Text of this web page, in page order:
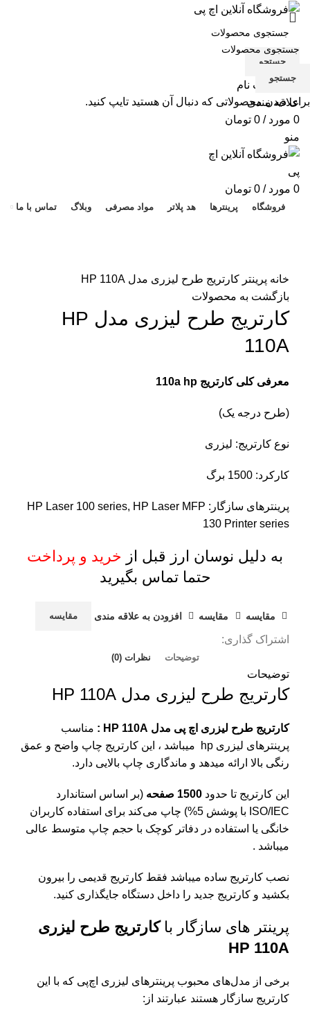
جستجو
ورود / ثبت نام
علاقه مندی
0 مورد /
0 تومان
منو
0 مورد /
0 تومان
فروشگاه پرینترها هد پلاتر مواد مصرفی وبلاگ تماس با ما
خانه پرینتر کارتریج طرح لیزری مدل HP 110A
بازگشت به محصولات
کارتریج طرح لیزری مدل HP
110A
معرفی کلی کارتریج 110a hp
(طرح درجه یک)
نوع کارتریج: لیزری
کارکرد: 1500 برگ
پرینترهای سازگار: HP Laser 100 series, HP Laser MFP
130 Printer series
به دلیل نوسان ارز قبل از خرید و پرداخت
حتما تماس بگیرید
مقايسه مقایسه افزودن به علاقه مندی مقایسه
اشتراک گذاری:
توضیحات نظرات (0)
توضیحات
کارتریج طرح لیزری مدل HP 110A
کارتریج طرح لیزری اچ پی مدل HP 110A :
مناسب
پرینترهای لیزری hp
میباشد ، این کارتریج چاپ واضح و عمق
رنگی بالا ارائه میدهد و ماندگاری چاپ بالایی دارد.
این کارتریج تا حدود 1500 صفحه
(بر اساس استاندارد
ISO/IEC با پوشش 5%) چاپ می‌کند برای استفاده کاربران
خانگی یا استفاده در دفاتر کوچک با حجم چاپ متوسط عالی
میباشد .
نصب کارتریج ساده میباشد فقط کارتریج قدیمی را بیرون
بکشید و کارتریج جدید را داخل دستگاه جایگذاری کنید.
پرینتر های سازگار باکارتریج طرح لیزری
HP 110A
برخی از مدل‌های محبوب پرینترهای لیزری اچ‌پی که با این
کارتریج سازگار هستند عبارتند از:
جستجو
برای دیدن محصولاتی که دنبال آن هستید تایپ کنید.